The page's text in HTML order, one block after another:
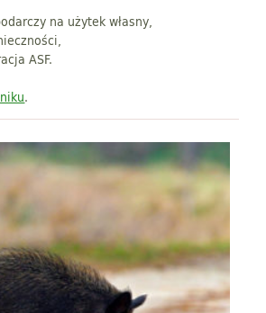
na użytek własny,
ASF.
.